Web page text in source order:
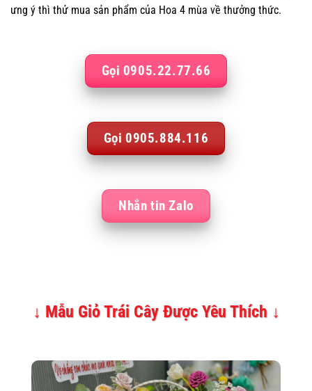
ưng ý thì thử mua sản phẩm của Hoa 4 mùa về thưởng thức.
Gọi 0905.22.77.66
Gọi 0905.884.116
Nhắn tin Zalo
↓ Mẫu Giỏ Trái Cây Được Yêu Thích ↓